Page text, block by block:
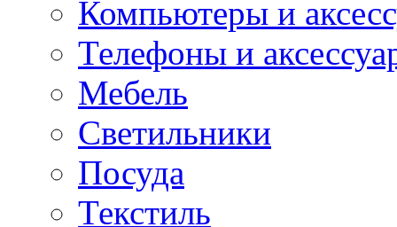
Компьютеры и
Телефоны и
Мебель
Светильники
Посуда
Текстиль